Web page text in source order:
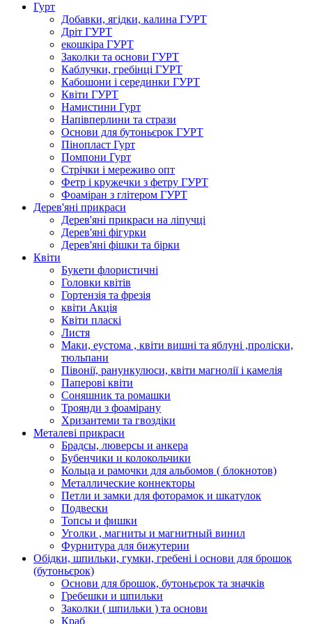
Гурт
Добавки, ягідки, калина ГУРТ
Дріт ГУРТ
екошкіра ГУРТ
Заколки та основи ГУРТ
Каблучки, гребінці ГУРТ
Кабошони і серединки ГУРТ
Квіти ГУРТ
Намистини Гурт
Напівперлини та стрази
Основи для бутоньєрок ГУРТ
Пінопласт Гурт
Помпони Гурт
Стрічки і мереживо опт
Фетр і кружечки з фетру ГУРТ
Фоаміран з глітером ГУРТ
Дерев'яні прикраси
Дерев'яні прикраси на ліпучці
Дерев'яні фігурки
Дерев'яні фішки та бірки
Квіти
Букети флористичні
Головки квітів
Гортензія та фрезія
квіти Акція
Квіти пласкі
Листя
Маки, еустома , квіти вишні та яблуні ,проліски,
тюльпани
Півонії, ранункулюси, квіти магнолії і камелія
Паперові квіти
Соняшник та ромашки
Троянди з фоамірану
Хризантеми та гвоздіки
Металеві прикраси
Брадсы, люверсы и анкера
Бубенчики и колокольчики
Кольца и рамочки для альбомов ( блокнотов)
Металлические коннекторы
Петли и замки для фоторамок и шкатулок
Подвески
Топсы и фишки
Уголки , магниты и магнитный винил
Фурнитура для бижутерии
Обідки, шпильки, гумки, гребені і основи для брошок
(бутоньєрок)
Основи для брошок, бутоньєрок та значків
Гребешки и шпильки
Заколки ( шпильки ) та основи
Краб